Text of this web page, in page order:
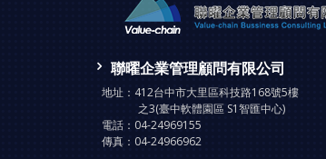
聯曜企業管理顧問有限公司
地址： 412台中市大里區科技路168號5樓
之3(臺中軟體園區 S1智匯中心)
電話： 04-24969155
傳真： 04-24966962